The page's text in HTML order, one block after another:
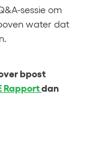
sessie om
water dat
bpost
Rapportdan